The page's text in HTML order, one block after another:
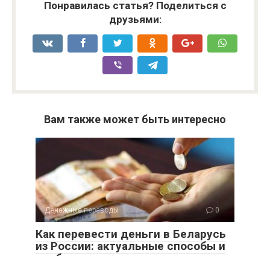
Понравилась статья? Поделиться с
друзьями:
Вам также может быть интересно
Денежные переводы 0
Как перевести деньги в Беларусь
из России: актуальные способы и